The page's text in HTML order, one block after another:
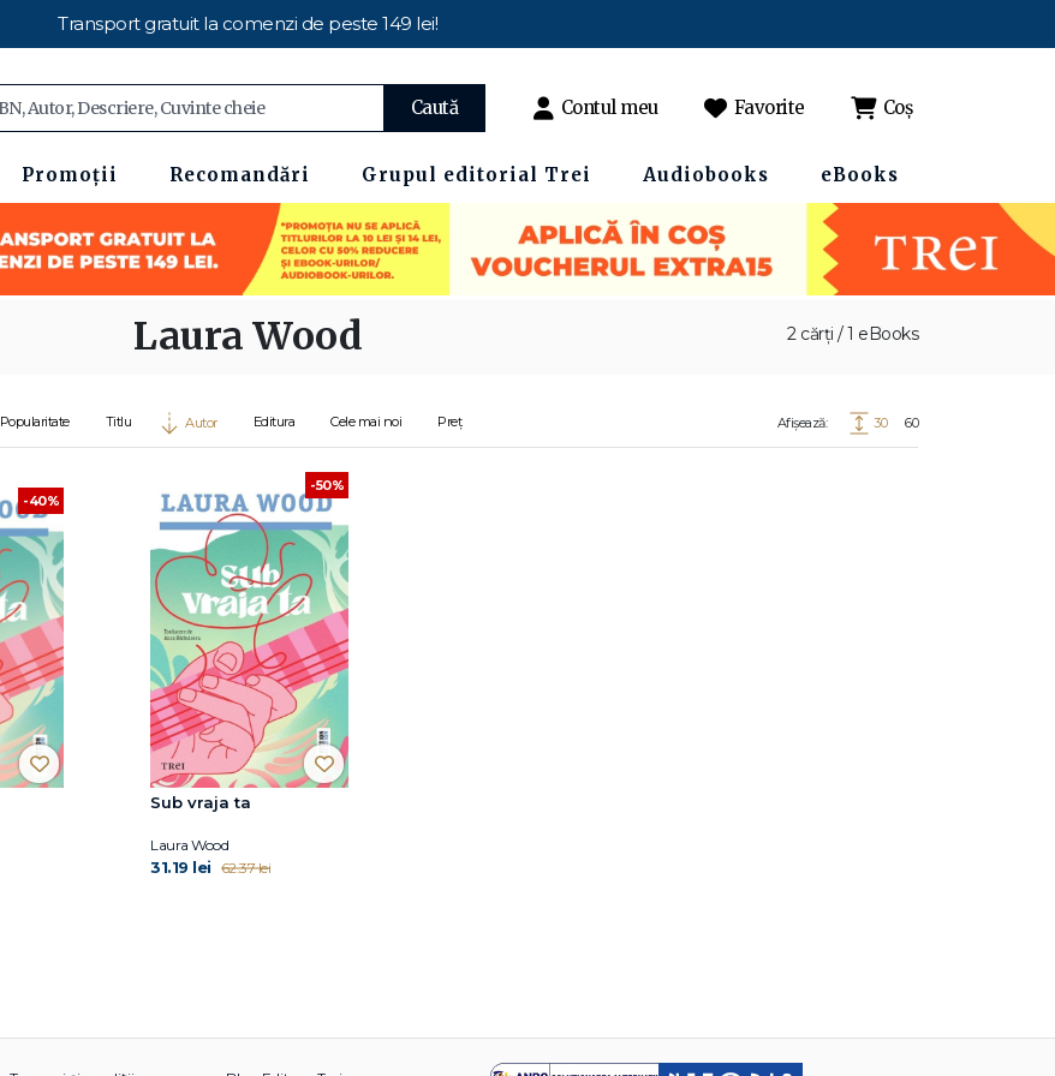
Transport gratuit la comenzi de peste 149 lei!
Caută Contul meu Favorite Coș
Promoții Recomandări Grupul editorial Trei Audiobooks eBooks
2 cărți / 1 eBooks
Laura Wood
Popularitate Titlu Autor Editura Cele mai noi Preț Afișează: 30 60
-40%
-50%
Sub vraja ta
Laura Wood
31.19 lei 62.37 lei